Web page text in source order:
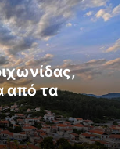
από τα